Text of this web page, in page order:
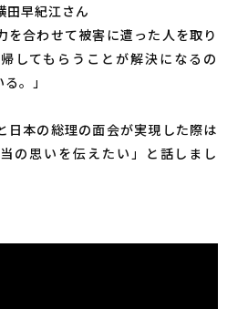
早紀江さん
を合わせて被害に遭った人を取り
してもらうことが解決になるの
。」
日本の総理の面会が実現した際は
の思いを伝えたい」と話しまし